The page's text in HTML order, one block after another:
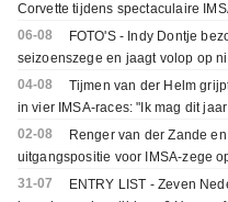
Corvette tijdens spectaculaire
06-08
FOTO'S - Indy Dontje
seizoenszege en jaagt volop op
04-08
Tijmen van der Helm
in vier IMSA-races: "Ik mag dit
02-08
Renger van der Zande
uitgangspositie voor IMSA-zege
31-07
ENTRY LIST - Zeven